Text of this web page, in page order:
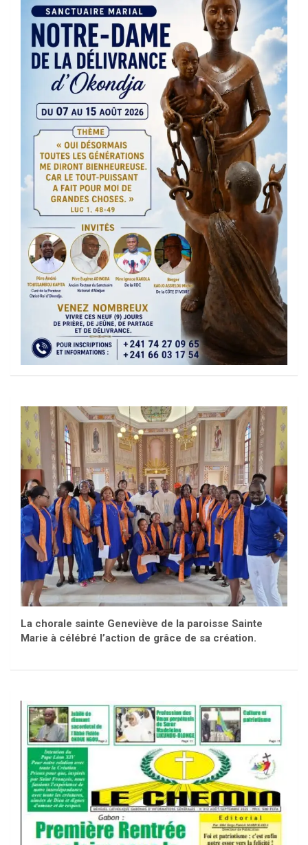
La chorale sainte Geneviève de la paroisse Sainte
Marie à célébré l’action de grâce de sa création.